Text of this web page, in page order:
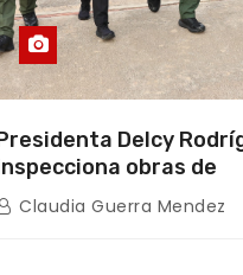
Delcy
obras de
restauración en Escuela
afectaciones
Claudia Guerra Mendez